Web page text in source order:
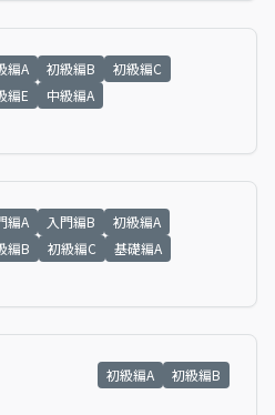
編A 初級編B
初級編C
編E
中級編A
編A 入門編B
初級編A
編B
初級編C 基礎編A
初級編A 初級編B